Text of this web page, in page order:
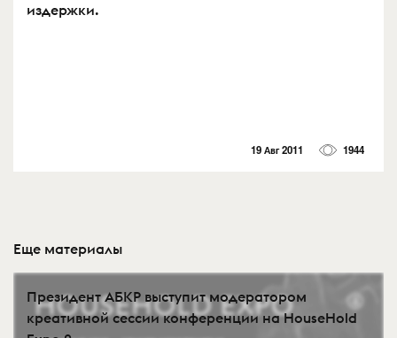
издержки.
19 Авг 2011 1944
Еще материалы
Президент АБКР выступит модератором
креативной сессии конференции на HouseHold